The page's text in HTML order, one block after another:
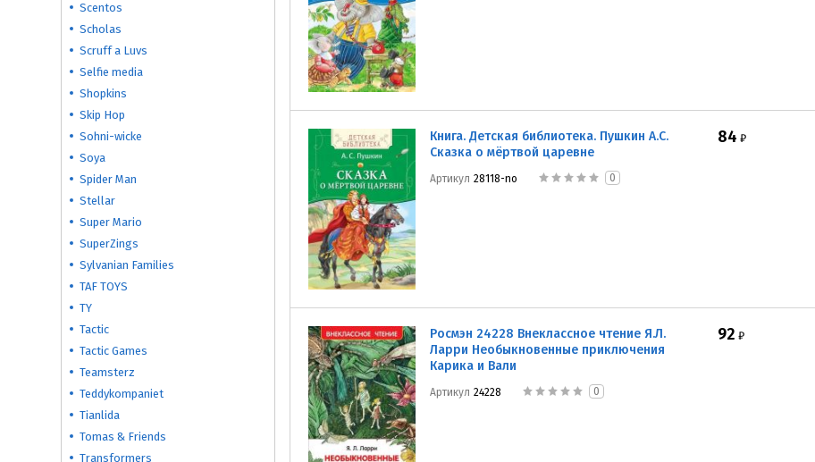
Scentos
Scholas
Scruff a Luvs
Selfie media
Shopkins
Skip Hop
Sohni-wicke
Soya
Spider Man
Stellar
Super Mario
SuperZings
Sylvanian Families
TAF TOYS
TY
Tactic
Tactic Games
Teamsterz
Teddykompaniet
Tianlida
Tomas & Friends
Transformers
Книга. Детская библиотека. Пушкин А.С.
Сказка о мёртвой царевне
Артикул 28118-no 0
84 ₽
Росмэн 24228 Внеклассное чтение Я.Л.
Ларри Необыкновенные приключения
Карика и Вали
Артикул 24228 0
92 ₽